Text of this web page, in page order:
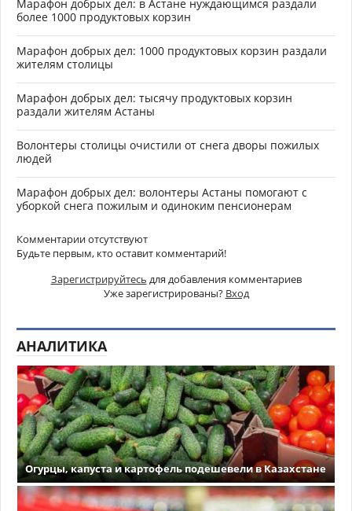
Марафон добрых дел: в Астане нуждающимся раздали
более 1000 продуктовых корзин
Марафон добрых дел: 1000 продуктовых корзин раздали
жителям столицы
Марафон добрых дел: тысячу продуктовых корзин
раздали жителям Астаны
Волонтеры столицы очистили от снега дворы пожилых
людей
Марафон добрых дел: волонтеры Астаны помогают с
уборкой снега пожилым и одиноким пенсионерам
Комментарии отсутствуют
Будьте первым, кто оставит комментарий!
Зарегистрируйтесь для добавления комментариев
Уже зарегистрированы? Вход
АНАЛИТИКА
Огурцы, капуста и картофель подешевели в Казахстане